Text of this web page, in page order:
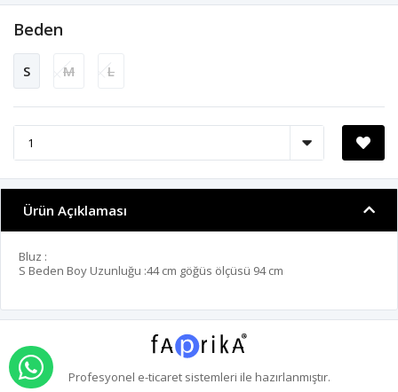
Beden
S M L
Ürün Açıklaması
Bluz :
S Beden Boy Uzunluğu :44 cm göğüs ölçüsü 94 cm
Profesyonel e-ticaretsistemleri ile hazırlanmıştır.